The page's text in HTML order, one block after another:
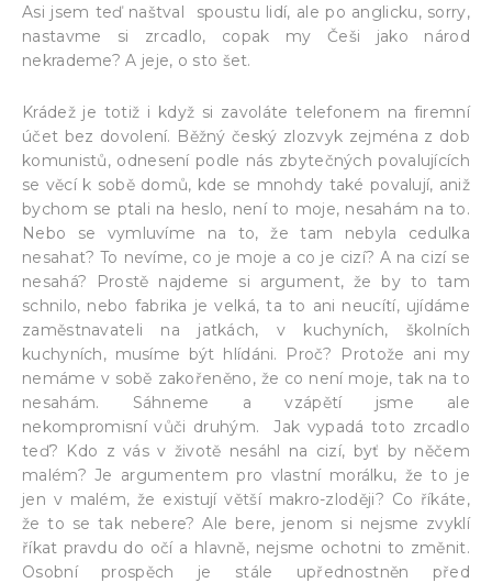
Asi jsem teď naštval spoustu lidí, ale po anglicku, sorry,
nastavme si zrcadlo, copak my Češi jako národ
nekrademe? A jeje, o sto šet.
Krádež je totiž i když si zavoláte telefonem na firemní
účet bez dovolení. Běžný český zlozvyk zejména z dob
komunistů, odnesení podle nás zbytečných povalujících
se věcí k sobě domů, kde se mnohdy také povalují, aniž
bychom se ptali na heslo, není to moje, nesahám na to.
Nebo se vymluvíme na to, že tam nebyla cedulka
nesahat? To nevíme, co je moje a co je cizí? A na cizí se
nesahá? Prostě najdeme si argument, že by to tam
schnilo, nebo fabrika je velká, ta to ani neucítí, ujídáme
zaměstnavateli na jatkách, v kuchyních, školních
kuchyních, musíme být hlídáni. Proč? Protože ani my
nemáme v sobě zakořeněno, že co není moje, tak na to
nesahám. Sáhneme a vzápětí jsme ale
nekompromisní vůči druhým. Jak vypadá toto zrcadlo
teď? Kdo z vás v životě nesáhl na cizí, byť by něčem
malém? Je argumentem pro vlastní morálku, že to je
jen v malém, že existují větší makro-zloději? Co říkáte,
že to se tak nebere? Ale bere, jenom si nejsme zvyklí
říkat pravdu do očí a hlavně, nejsme ochotni to změnit.
Osobní prospěch je stále upřednostněn před